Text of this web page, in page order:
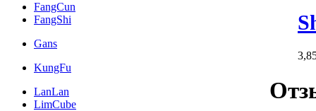
FangCun
FangShi
Gans
KungFu
LanLan
LimCube